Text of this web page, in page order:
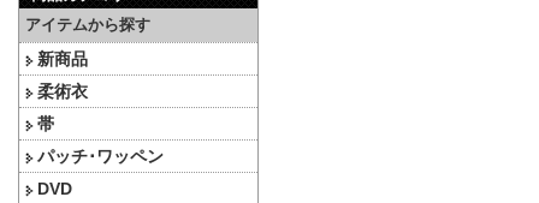
アイテムから探す
新商品
柔術衣
帯
パッチ･ワッペン
DVD